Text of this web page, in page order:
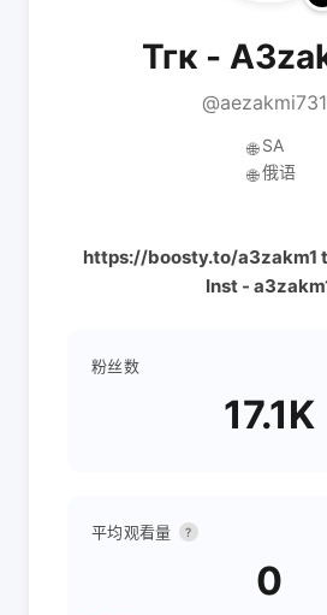
Тгк -
🌐 SA
🌐 俄语
https://boosty.to/a3zakm1
Inst -
粉丝数
17.1K
平均观看量 ?
0